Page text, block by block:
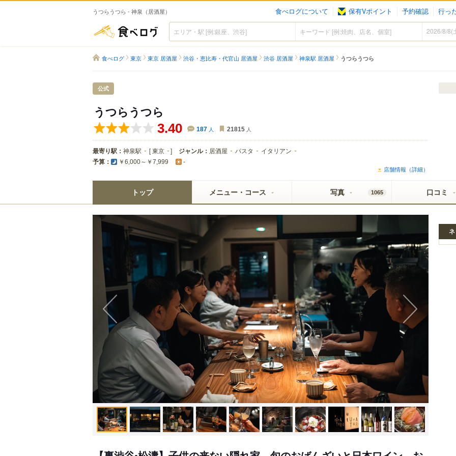
うつらうつら - 神泉（居酒屋） 食べログについて 保有Vポイント 予約確認 行っ
食べログ
食べログ 東京 東京 居酒屋 渋谷・恵比寿・代官山 居酒屋 渋谷 居酒屋 神泉駅 居酒屋 うつらうつら
公式
うつらうつら
3.40 187 人 21815 人
最寄り駅： 神泉駅 [東京 ] ジャンル： 居酒屋 パスタ イタリアン
予算： ￥6,000～￥7,999 -
店舗情報（詳細）
トップ メニュー・コース 写真 1065 口コミ